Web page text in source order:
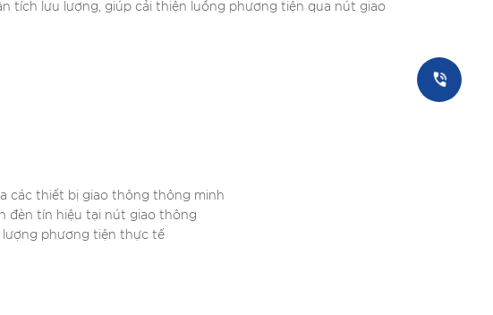
tích lưu lượng, giúp cải thiện luồng phương tiện qua nút giao
các thiết bị giao thông thông minh
đèn tín hiệu tại nút giao thông
lượng phương tiện thực tế